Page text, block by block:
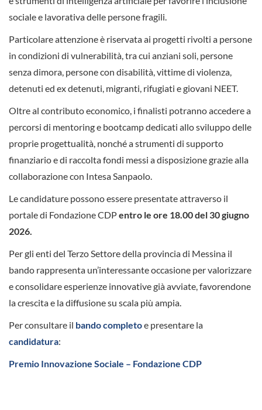
sociale e lavorativa delle persone fragili.
Particolare attenzione è riservata ai progetti rivolti a persone
in condizioni di vulnerabilità, tra cui anziani soli, persone
senza dimora, persone con disabilità, vittime di violenza,
detenuti ed ex detenuti, migranti, rifugiati e giovani NEET.
Oltre al contributo economico, i finalisti potranno accedere a
percorsi di mentoring e bootcamp dedicati allo sviluppo delle
proprie progettualità, nonché a strumenti di supporto
finanziario e di raccolta fondi messi a disposizione grazie alla
collaborazione con Intesa Sanpaolo.
Le candidature possono essere presentate attraverso il
portale di Fondazione CDPentro le ore 18.00 del 30 giugno
2026.
Per gli enti del Terzo Settore della provincia di Messina il
bando rappresenta un’interessante occasione per valorizzare
e consolidare esperienze innovative già avviate, favorendone
la crescita e la diffusione su scala più ampia.
Per consultare il bando completoe presentare la
candidatura:
Premio Innovazione Sociale – Fondazione CDP